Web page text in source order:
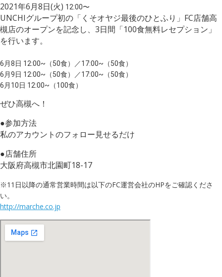
2021年6月8日(火) 12:00〜
UNCHIグループ初の「くそオヤジ最後のひとふり」FC店舗高
槻店のオープンを記念し、3日間「100食無料レセプション」
を行います。
6月8日 12:00~（50食）／17:00~（50食）
6月9日 12:00~（50食）／17:00~（50食）
6月10日 12:00~（100食）
ぜひ高槻へ！
●参加方法
私のアカウントのフォロー見せるだけ
●店舗住所
大阪府高槻市北園町18-17
※11日以降の通常営業時間は以下のFC運営会社のHPをご確認くださ
い。
http://marche.co.jp